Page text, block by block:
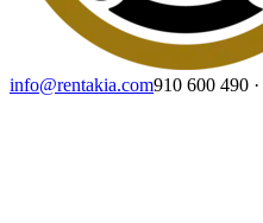
info@rentakia.com910 600 490 ·